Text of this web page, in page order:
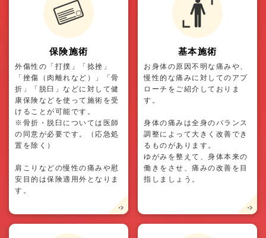
保険施術
外傷性の「打撲」「捻挫」
「挫傷（肉離れなど）」「骨
折」「脱臼」などに対して健
康保険などを使って施術を受
けることが可能です。
※骨折・脱臼については医師
の同意が必要です。（応急処
置を除く）
肩こりなどの慢性の痛みや慰
安目的は保険適用外となりま
す。
基本施術
お身体の原因不明な痛みや、
慢性的な痛みに対してのアプ
ローチをご紹介しておりま
す。
身体の痛みは全身のバランス
調整によって大きく改善でき
るものがあります。
ゆがみを整えて、身体本来の
働きをさせ、痛みの改善を目
指しましょう。